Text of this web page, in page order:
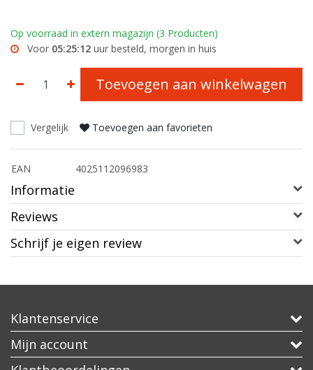
Op voorraad in extern magazijn (3 Producten)
Voor 05:25:12 uur besteld, morgen in huis
Toevoegen aan winkelwagen
Vergelijk Toevoegen aan favorieten
EAN 4025112096983
Informatie
Reviews
Schrijf je eigen review
Klantenservice
Mijn account